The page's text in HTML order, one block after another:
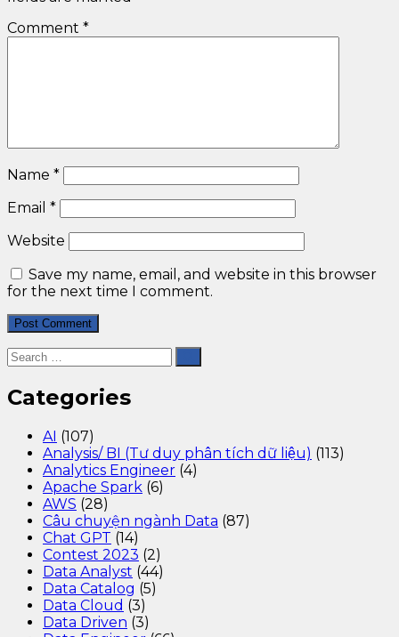
Comment *
Name *
Email *
Website
Save my name, email, and website in this browser
for the next time I comment.
Categories
AI (107)
Analysis/ BI (Tư duy phân tích dữ liệu) (113)
Analytics Engineer (4)
Apache Spark (6)
AWS (28)
Câu chuyện ngành Data (87)
Chat GPT (14)
Contest 2023 (2)
Data Analyst (44)
Data Catalog (5)
Data Cloud (3)
Data Driven (3)